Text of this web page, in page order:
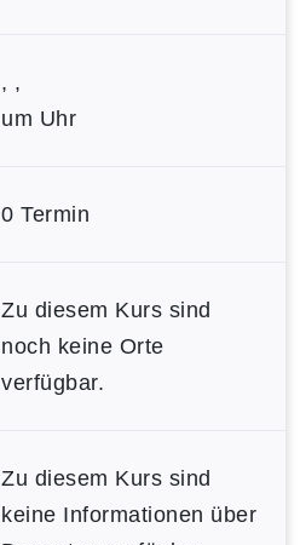
, ,
um Uhr
0 Termin
Zu diesem Kurs sind
noch keine Orte
verfügbar.
Zu diesem Kurs sind
keine Informationen über